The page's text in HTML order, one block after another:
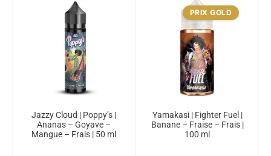
Jazzy Cloud | Poppy’s |
Ananas – Goyave –
Mangue – Frais | 50 ml
PRIX GOLD
Yamakasi | Fighter Fuel |
Banane – Fraise – Frais |
100 ml